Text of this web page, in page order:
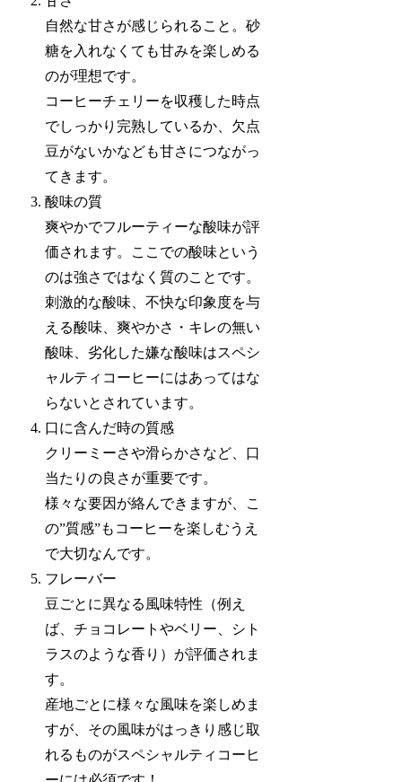
自然な甘さが感じられること。砂
糖を入れなくても甘みを楽しめる
のが理想です。
コーヒーチェリーを収穫した時点
でしっかり完熟しているか、欠点
豆がないかなども甘さにつながっ
てきます。
酸味の質
爽やかでフルーティーな酸味が評
価されます。ここでの酸味という
のは強さではなく質のことです。
刺激的な酸味、不快な印象度を与
える酸味、爽やかさ・キレの無い
酸味、劣化した嫌な酸味はスペシ
ャルティコーヒーにはあってはな
らないとされています。
口に含んだ時の質感
クリーミーさや滑らかさなど、口
当たりの良さが重要です。
様々な要因が絡んできますが、こ
の”質感”もコーヒーを楽しむうえ
で大切なんです。
フレーバー
豆ごとに異なる風味特性（例え
ば、チョコレートやベリー、シト
ラスのような香り）が評価されま
す。
産地ごとに様々な風味を楽しめま
すが、その風味がはっきり感じ取
れるものがスペシャルティコーヒ